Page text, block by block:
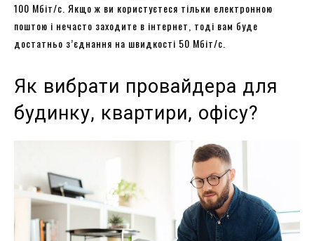
100 Мбіт/с. Якщо ж ви користуєтеся тільки електронною
поштою і нечасто заходите в інтернет, тоді вам буде
достатньо з’єднання на швидкості 50 Мбіт/с.
Як вибрати провайдера для
будинку, квартири, офісу?